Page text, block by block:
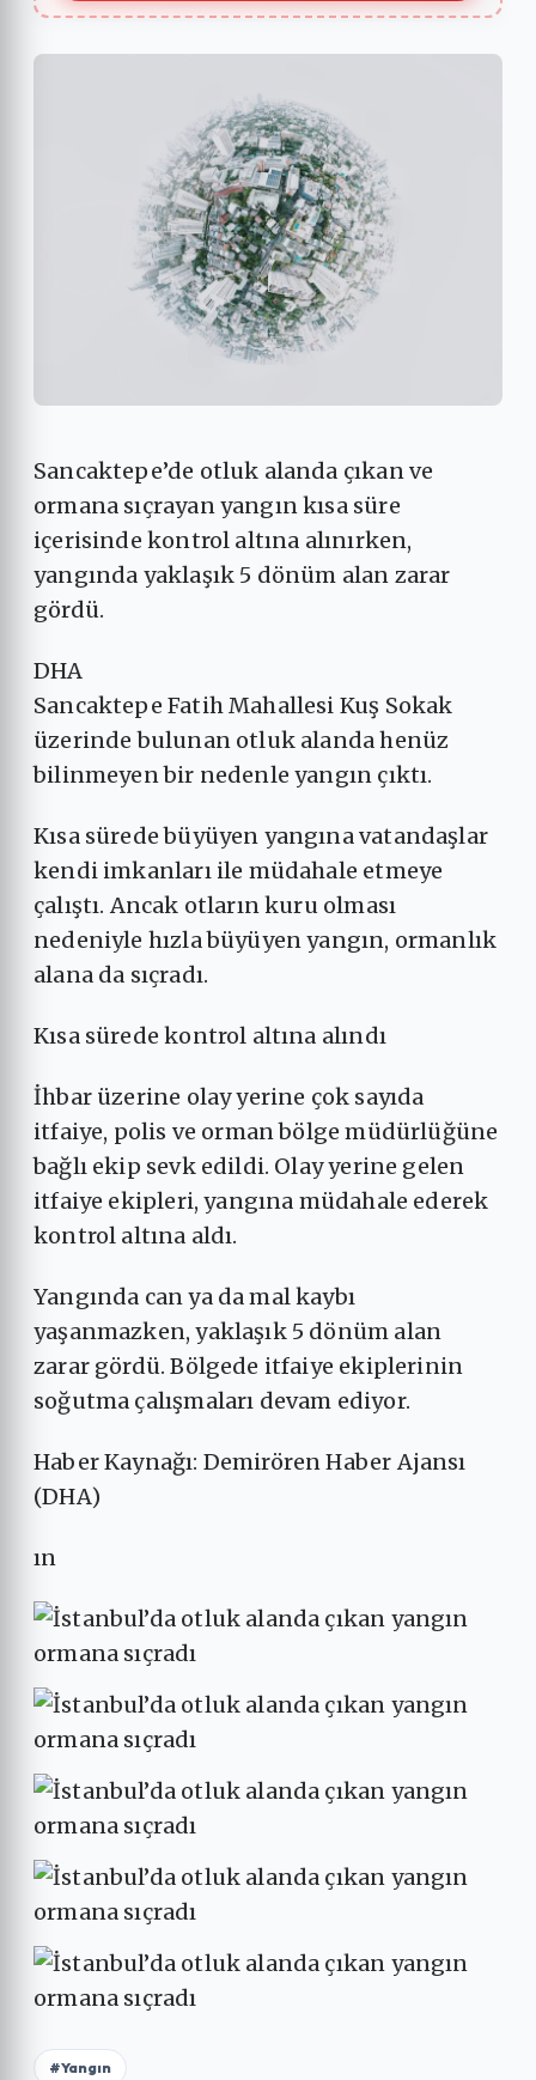
Sancaktepe’de otluk alanda çıkan ve
ormana sıçrayan yangın kısa süre
içerisinde kontrol altına alınırken,
yangında yaklaşık 5 dönüm alan zarar
gördü.
DHA
Sancaktepe Fatih Mahallesi Kuş Sokak
üzerinde bulunan otluk alanda henüz
bilinmeyen bir nedenle yangın çıktı.
Kısa sürede büyüyen yangına vatandaşlar
kendi imkanları ile müdahale etmeye
çalıştı. Ancak otların kuru olması
nedeniyle hızla büyüyen yangın, ormanlık
alana da sıçradı.
Kısa sürede kontrol altına alındı
İhbar üzerine olay yerine çok sayıda
itfaiye, polis ve orman bölge müdürlüğüne
bağlı ekip sevk edildi. Olay yerine gelen
itfaiye ekipleri, yangına müdahale ederek
kontrol altına aldı.
Yangında can ya da mal kaybı
yaşanmazken, yaklaşık 5 dönüm alan
zarar gördü. Bölgede itfaiye ekiplerinin
soğutma çalışmaları devam ediyor.
Haber Kaynağı: Demirören Haber Ajansı
(DHA)
ın
#Yangın